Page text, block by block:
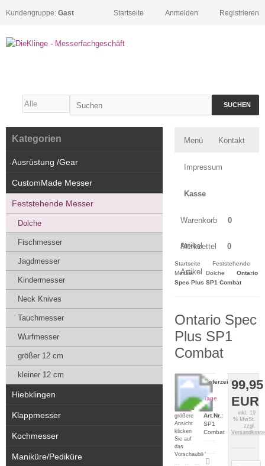
Kundengruppe: Gast Registrieren
Anmelden
Startseite
SUCHEN
Menü Kontakt
Impressum
Kasse
Warenkorb 0
Artikel
Merkzettel 0
Artikel
Startseite
Feststehende
Messer
Dolche
Ontario
Spec Plus SP1 Combat
Ontario Spec
Plus SP1
Combat
Für eine
größere
Ansicht
klicken
Sie auf
das
Vorschaubild
99,95
EUR
inkl. 19
% MwSt.
zzgl.
Lieferzeit:
2-5
Tage
Art.Nr.:
SP1
Combat
Artikeldatenblatt
Kategorien
Ausrüstung /Gear
CustomMade Messer
Feststehende Messer
Dolche
Fischmesser
Jagdmesser
Kindermesser
Neck Knives
Tauchmesser
Wurfmesser
größer 12 cm
kleiner 12 cm
Hiebklingen
Klappmesser
Kochmesser
Maniküre/Pediküre